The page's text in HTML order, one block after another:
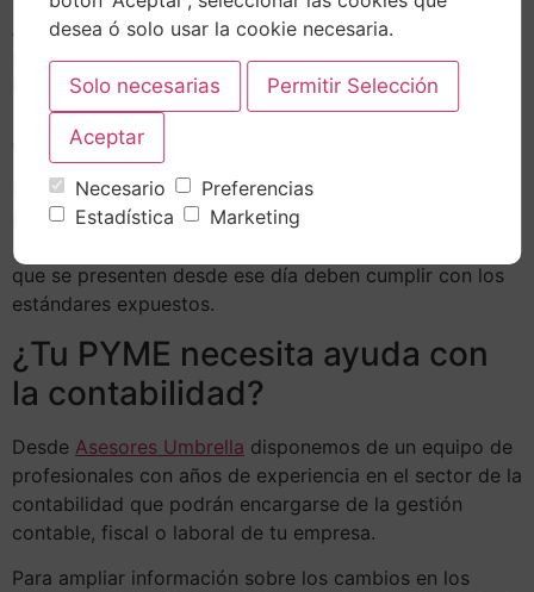
A día de hoy, en la hoja de información medioambiental
se pueden reportar de forma voluntaria cinco
indicadores clave en dicha materia medioambiental
(Relativos a aspectos como la emisión de CO2 y los
consumos de agua y electricidad).
No obstante, y teniendo en cuenta todo esto, es preciso
recordar que estas novedades entraron en vigor el día
que se presenten desde ese día deben cumplir con los
estándares expuestos.
¿Tu PYME necesita ayuda con
la contabilidad?
Desde Asesores Umbrella disponemos de un equipo de
profesionales con años de experiencia en el sector de la
contabilidad que podrán encargarse de la gestión
contable, fiscal o laboral de tu empresa.
Para ampliar información sobre los cambios en los
desea ó solo usar la cookie necesaria.
Necesario
Preferencias
Estadística
Marketing